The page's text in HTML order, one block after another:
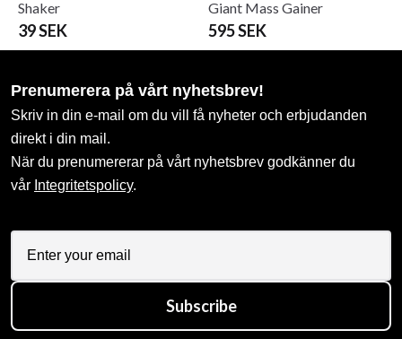
Shaker
39 SEK
Giant Mass Gainer
595 SEK
Prenumerera på vårt nyhetsbrev!
Skriv in din e-mail om du vill få nyheter och erbjudanden
direkt i din mail.
När du prenumererar på vårt nyhetsbrev godkänner du
vår Integritetspolicy.
Subscribe